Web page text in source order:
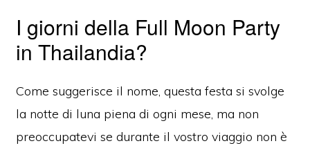
I giorni della Full Moon Party
in Thailandia?
Come suggerisce il nome, questa festa si svolge
la notte di luna piena di ogni mese, ma non
preoccupatevi se durante il vostro viaggio non è